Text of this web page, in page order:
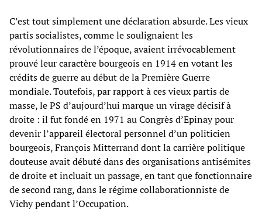
C’est tout simplement une déclaration absurde. Les vieux
partis socialistes, comme le soulignaient les
révolutionnaires de l’époque, avaient irrévocablement
prouvé leur caractère bourgeois en 1914 en votant les
crédits de guerre au début de la Première Guerre
mondiale. Toutefois, par rapport à ces vieux partis de
masse, le PS d’aujourd’hui marque un virage décisif à
droite : il fut fondé en 1971 au Congrès d’Epinay pour
devenir l’appareil électoral personnel d’un politicien
bourgeois, François Mitterrand dont la carrière politique
douteuse avait débuté dans des organisations antisémites
de droite et incluait un passage, en tant que fonctionnaire
de second rang, dans le régime collaborationniste de
Vichy pendant l’Occupation.